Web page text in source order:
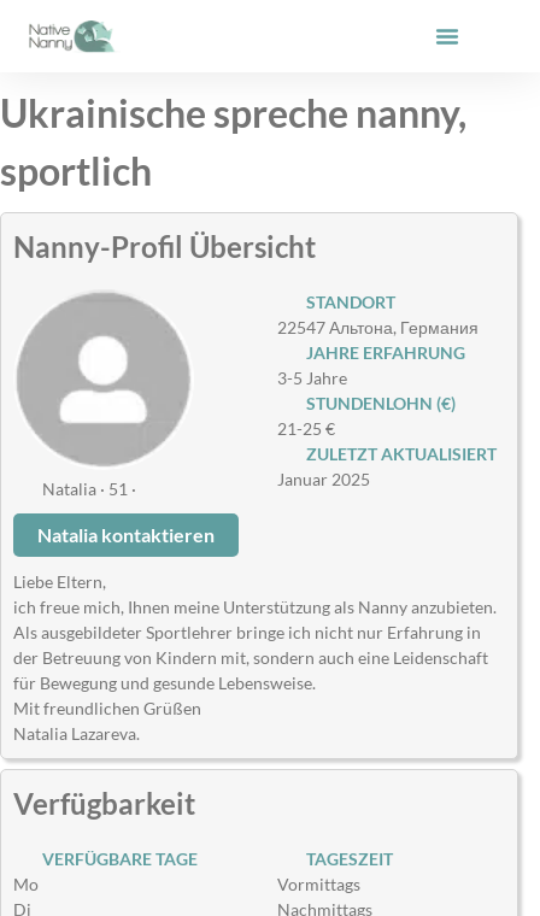
Inhalt
Ukrainische spreche nanny,
sportlich
Nanny-Profil Übersicht
Natalia · 51 ·
STANDORT
22547 Альтона, Германия
JAHRE ERFAHRUNG
3-5 Jahre
STUNDENLOHN (€)
21-25 €
ZULETZT AKTUALISIERT
Januar 2025
Natalia kontaktieren
Liebe Eltern,
ich freue mich, Ihnen meine Unterstützung als Nanny anzubieten.
Als ausgebildeter Sportlehrer bringe ich nicht nur Erfahrung in
der Betreuung von Kindern mit, sondern auch eine Leidenschaft
für Bewegung und gesunde Lebensweise.
Mit freundlichen Grüßen
Natalia Lazareva.
Verfügbarkeit
VERFÜGBARE TAGE
Mo
Di
TAGESZEIT
Vormittags
Nachmittags